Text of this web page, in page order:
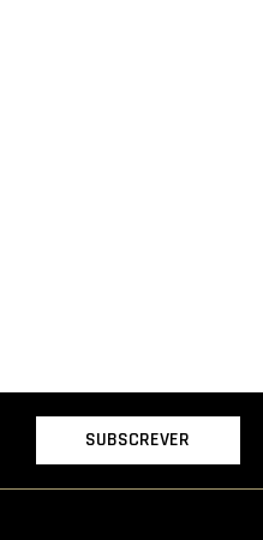
SUBSCREVER